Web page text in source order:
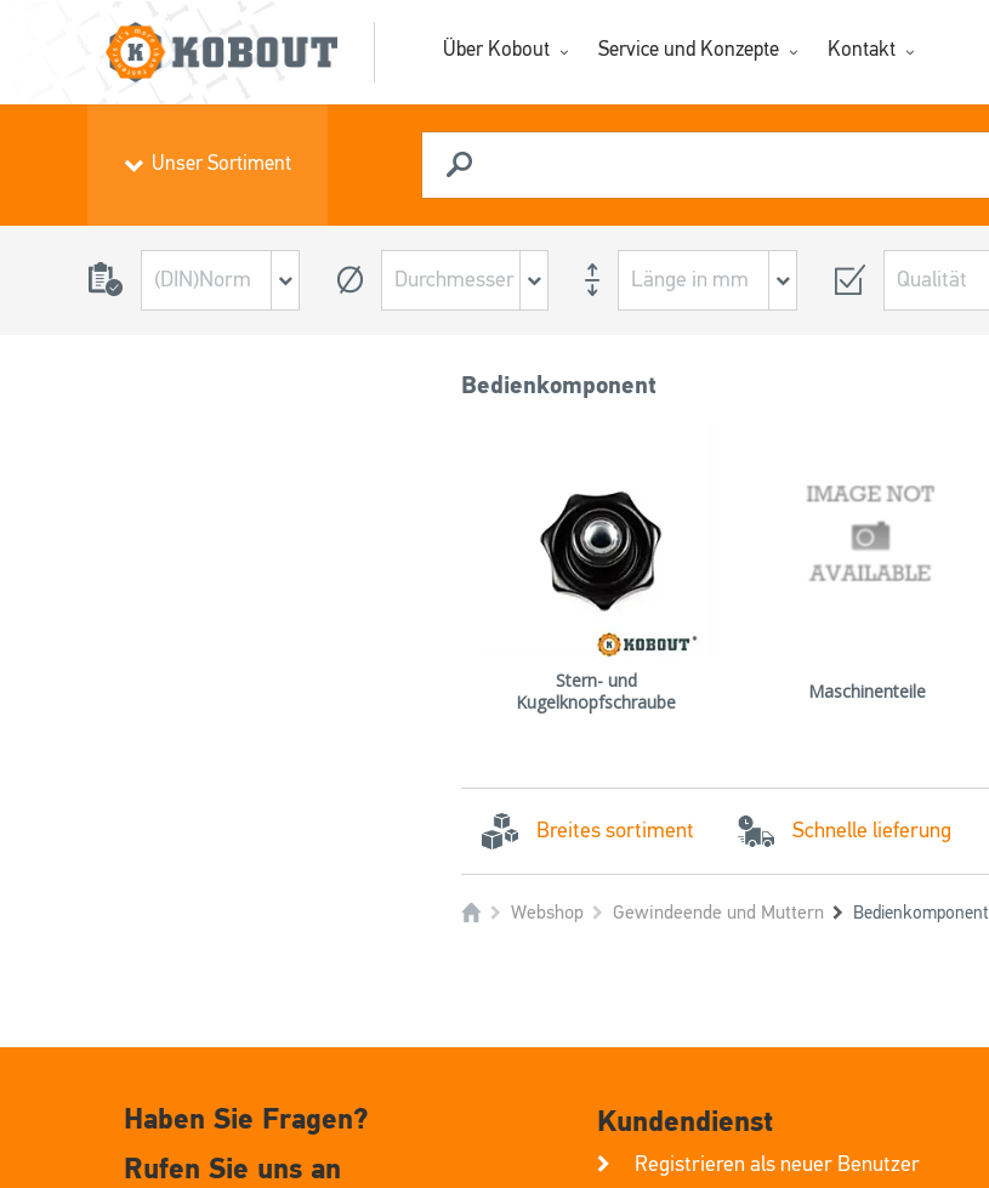
Über Kobout Service und Konzepte Kontakt
Unser Sortiment
Bedienkomponent
Stern- und
Kugelknopfschraube
Maschinenteile
Breites sortiment Schnelle lieferung
Webshop Gewindeende und Muttern Bedienkomponent
Haben Sie Fragen?
Rufen Sie uns an
Kundendienst
Registrieren als neuer Benutzer